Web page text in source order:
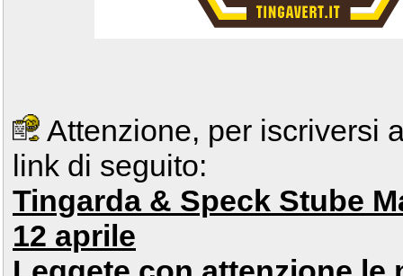
Attenzione, per iscriversi
link di seguito:
Tingarda & Speck Stube
12 aprile